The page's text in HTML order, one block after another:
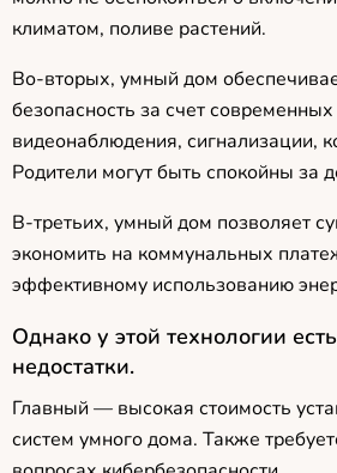
климатом, поливе растений.
Во-вторых, умный дом
безопасность за счет
видеонаблюдения, сигнализации,
Родители могут быть спокойны за
В-третьих, умный дом позволяет
экономить на коммунальных
эффективному использованию
Однако у этой технологии
недостатки.
Главный — высокая стоимость
систем умного дома. Также